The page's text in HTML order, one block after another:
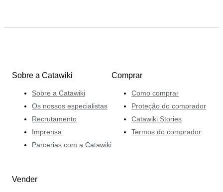
Sobre a Catawiki
Sobre a Catawiki
Os nossos especialistas
Recrutamento
Imprensa
Parcerias com a Catawiki
Comprar
Como comprar
Proteção do comprador
Catawiki Stories
Termos do comprador
Vender